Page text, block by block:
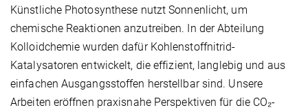
Künstliche Photosynthese nutzt Sonnenlicht, um
chemische Reaktionen anzutreiben. In der Abteilung
Kolloidchemie wurden dafür Kohlenstoffnitrid-
Katalysatoren entwickelt, die effizient, langlebig und aus
einfachen Ausgangsstoffen herstellbar sind. Unsere
Arbeiten eröffnen praxisnahe Perspektiven für die CO₂-